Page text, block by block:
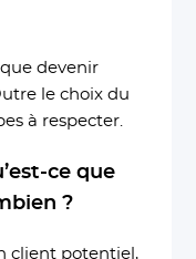
que devenir
le choix du
à respecter.
ce que
?
client potentiel,